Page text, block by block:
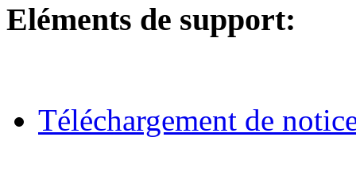
Eléments de support:
Téléchargement de